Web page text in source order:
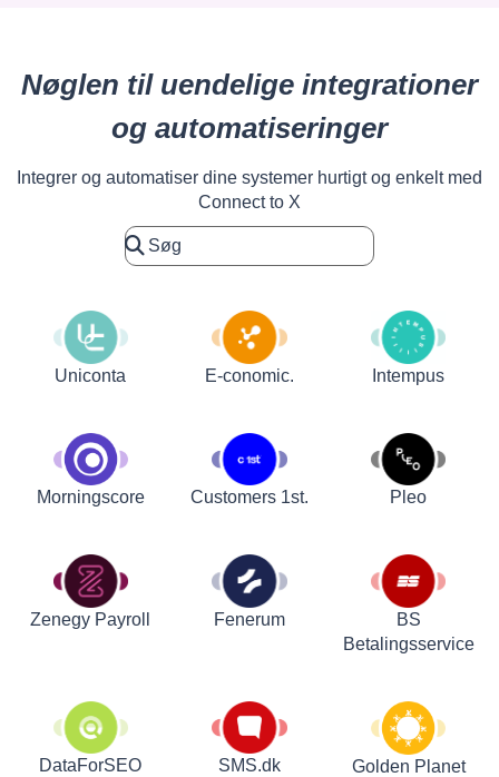
Nøglen til uendelige integrationer
og automatiseringer
Integrer og automatiser dine systemer hurtigt og enkelt med
Connect to X
Uniconta E-conomic. Intempus
Morningscore Customers 1st. Pleo
Zenegy Payroll Fenerum
BS
Betalingsservice
DataForSEO SMS.dk Golden Planet